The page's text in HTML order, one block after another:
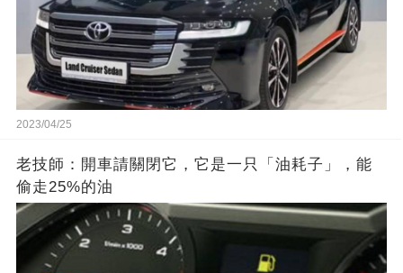
2023/04/25
老技師：開車請關閉它，它是一只「油耗子」，能
偷走25%的油